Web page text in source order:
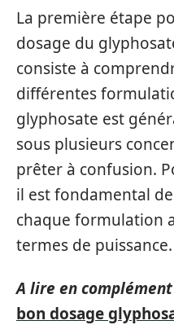
La première étape
dosage du
consiste à
différentes
glyphosate est
sous plusieurs
prêter à confusion.
il est fondamental
chaque formulation
termes de puissance.
A lire en
bon dosage